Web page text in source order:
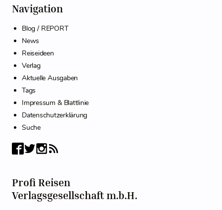
Navigation
Blog / REPORT
News
Reiseideen
Verlag
Aktuelle Ausgaben
Tags
Impressum & Blattlinie
Datenschutzerklärung
Suche
Profi Reisen
Verlagsgesellschaft m.b.H.